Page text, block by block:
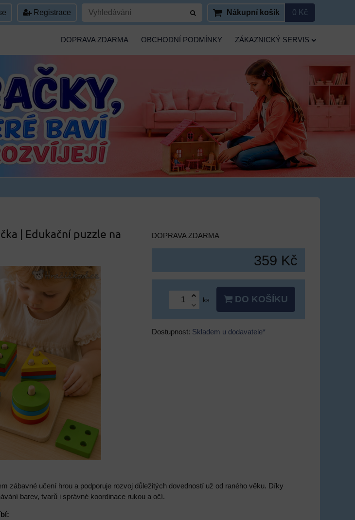
Registrace Nákupní košík 0 Kč
DOPRAVA ZDARMA OBCHODNÍ PODMÍNKY ZÁKAZNICKÝ SERVIS
| Edukační puzzle na
DOPRAVA ZDARMA
359 Kč
ks DO KOŠÍKU
Dostupnost: Skladem u dodavatele*
zábavné učení hrou a podporuje rozvoj důležitých dovedností už od raného věku. Díky
barev, tvarů i správné koordinace rukou a očí.